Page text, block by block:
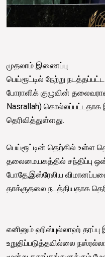
முதலாம் இணைப்பு
பெய்ரூட்டில் நேற்று
போராளிக் குழுவின்
Nasrallah)
தெரிவித்துள்ளது.
பெய்ரூட்டின் தெற்கில் உள்ள
தலைமையகத்தில் சந்திப்பு
போதே,இஸ்ரேலிய
தாக்குதலை நடத்தியதாக
எனினும் ஹிஸ்புல்லாஹ்
உறுதிப்படுத்தவில்லை